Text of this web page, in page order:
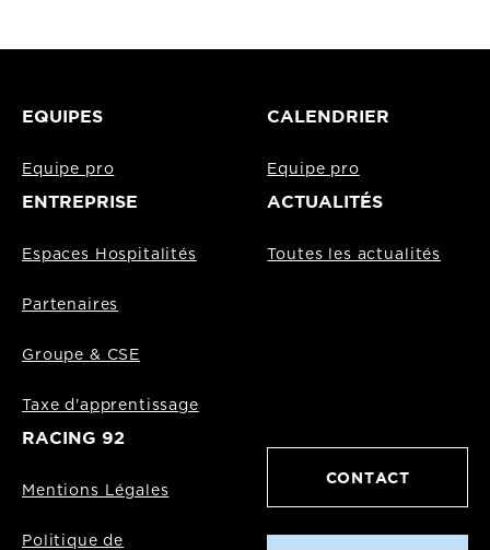
EQUIPES
Equipe pro
CALENDRIER
Equipe pro
ENTREPRISE
Espaces Hospitalités
Partenaires
Groupe & CSE
Taxe d'apprentissage
ACTUALITÉS
Toutes les actualités
RACING 92
Mentions Légales
Politique de
CONTACT